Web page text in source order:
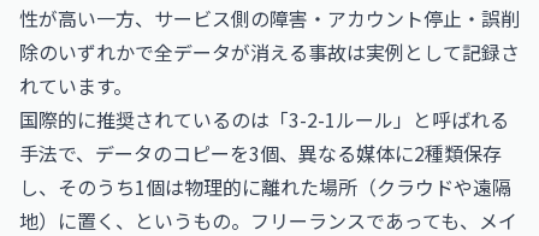
性が高い一方、サービス側の障害・アカウント停止・誤削
除のいずれかで全データが消える事故は実例として記録さ
れています。
国際的に推奨されているのは「3-2-1ルール」と呼ばれる
手法で、データのコピーを3個、異なる媒体に2種類保存
し、そのうち1個は物理的に離れた場所（クラウドや遠隔
地）に置く、というもの。フリーランスであっても、メイ